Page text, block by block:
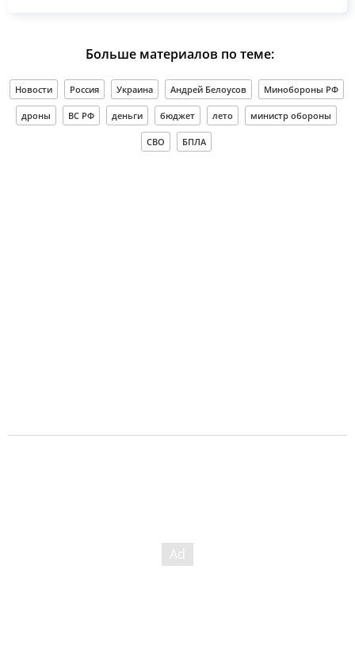
Больше материалов по теме:
Новости Россия Украина Андрей Белоусов Минобороны РФ
дроны ВС РФ деньги бюджет лето министр обороны
СВО БПЛА